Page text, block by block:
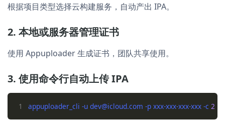
根据项目类型选择云构建服务，自动产出 IPA。
2. 本地或服务器管理证书
使用 Appuploader 生成证书，团队共享使用。
3. 使用命令行自动上传 IPA
1 appuploader_cli -u dev@icloud.com -p xxx-xxx-xxx-xxx -c 2